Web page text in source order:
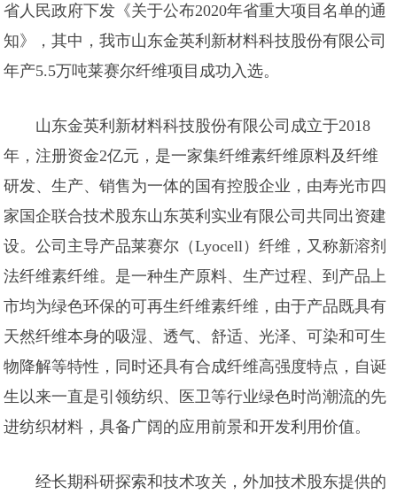
省人民政府下发《关于公布2020年省重大项目名单的通
知》，其中，我市山东金英利新材料科技股份有限公司
年产5.5万吨莱赛尔纤维项目成功入选。
山东金英利新材料科技股份有限公司成立于2018
年，注册资金2亿元，是一家集纤维素纤维原料及纤维
研发、生产、销售为一体的国有控股企业，由寿光市四
家国企联合技术股东山东英利实业有限公司共同出资建
设。公司主导产品莱赛尔（Lyocell）纤维，又称新溶剂
法纤维素纤维。是一种生产原料、生产过程、到产品上
市均为绿色环保的可再生纤维素纤维，由于产品既具有
天然纤维本身的吸湿、透气、舒适、光泽、可染和可生
物降解等特性，同时还具有合成纤维高强度特点，自诞
生以来一直是引领纺织、医卫等行业绿色时尚潮流的先
进纺织材料，具备广阔的应用前景和开发利用价值。
经长期科研探索和技术攻关，外加技术股东提供的